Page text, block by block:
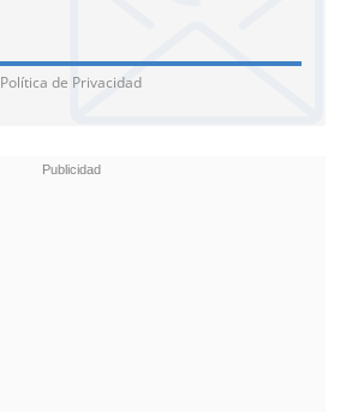
Política de Privacidad